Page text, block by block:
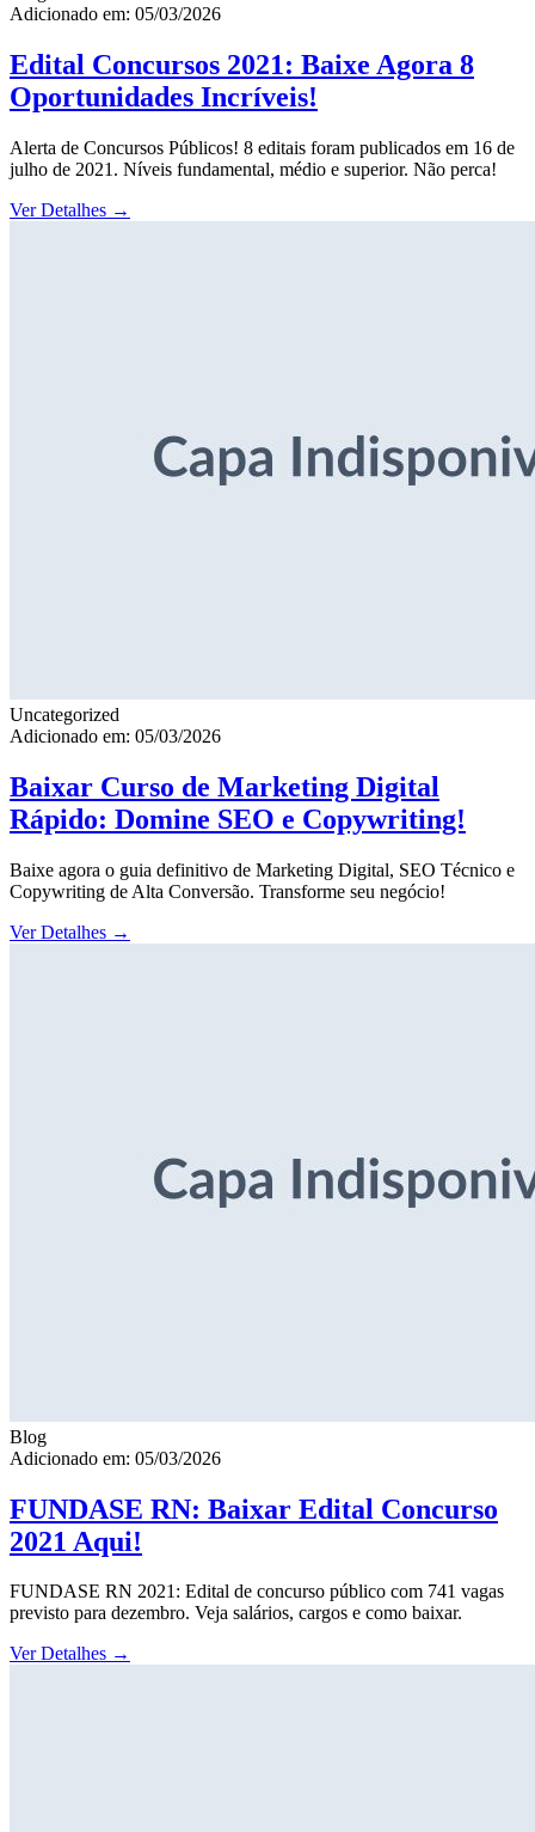
Adicionado em: 05/03/2026
Edital Concursos 2021: Baixe Agora 8
Oportunidades Incríveis!
Alerta de Concursos Públicos! 8 editais foram publicados em 16 de
julho de 2021. Níveis fundamental, médio e superior. Não perca!
Ver Detalhes →
Uncategorized
Adicionado em: 05/03/2026
Baixar Curso de Marketing Digital
Rápido: Domine SEO e Copywriting!
Baixe agora o guia definitivo de Marketing Digital, SEO Técnico e
Copywriting de Alta Conversão. Transforme seu negócio!
Ver Detalhes →
Blog
Adicionado em: 05/03/2026
FUNDASE RN: Baixar Edital Concurso
2021 Aqui!
FUNDASE RN 2021: Edital de concurso público com 741 vagas
previsto para dezembro. Veja salários, cargos e como baixar.
Ver Detalhes →